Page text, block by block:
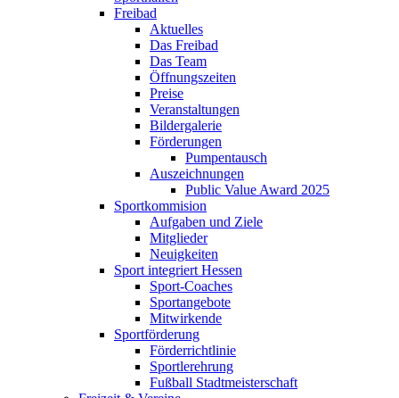
Freibad
Aktuelles
Das Freibad
Das Team
Öffnungszeiten
Preise
Veranstaltungen
Bildergalerie
Förderungen
Pumpentausch
Auszeichnungen
Public Value Award 2025
Sportkommision
Aufgaben und Ziele
Mitglieder
Neuigkeiten
Sport integriert Hessen
Sport-Coaches
Sportangebote
Mitwirkende
Sportförderung
Förderrichtlinie
Sportlerehrung
Fußball Stadtmeisterschaft